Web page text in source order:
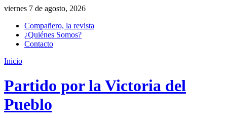
viernes 7 de agosto, 2026
Compañero, la revista
¿Quiénes Somos?
Contacto
Inicio
Partido por la Victoria del
Pueblo